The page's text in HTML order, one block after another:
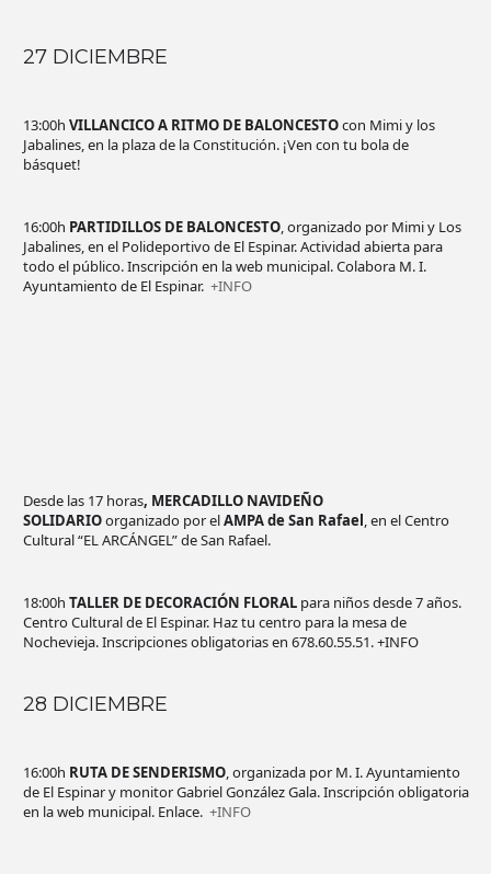
27 DICIEMBRE
13:00h VILLANCICO A RITMO DE BALONCESTOcon Mimi y los
Jabalines, en la plaza de la Constitución. ¡Ven con tu bola de
básquet!
16:00h PARTIDILLOS DE BALONCESTO, organizado por Mimi y Los
Jabalines, en el Polideportivo de El Espinar. Actividad abierta para
todo el público. Inscripción en la web municipal. Colabora M. I.
Ayuntamiento de El Espinar. +INFO
Desde las 17 horas, MERCADILLO NAVIDEÑO
SOLIDARIOorganizado por elAMPA de San Rafael, en el Centro
Cultural “EL ARCÁNGEL” de San Rafael.
18:00h TALLER DE DECORACIÓN FLORAL para niños desde 7 años.
Centro Cultural de El Espinar. Haz tu centro para la mesa de
Nochevieja. Inscripciones obligatorias en 678.60.55.51. +INFO
28 DICIEMBRE
16:00h RUTA DE SENDERISMO, organizada por M. I. Ayuntamiento
de El Espinar y monitor Gabriel González Gala. Inscripción obligatoria
en la web municipal. Enlace. +INFO